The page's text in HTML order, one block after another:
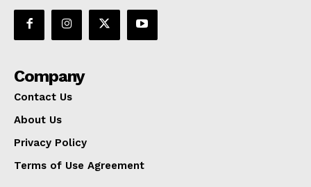
Company
Contact Us
About Us
Privacy Policy
Terms of Use Agreement